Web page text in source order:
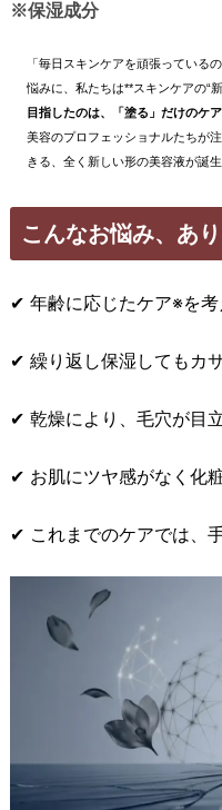
※保湿成分
「毎日スキンケアを頑張っている
悩みに、私たちは**スキンケアの“
目指したのは、「塗る」だけのケ
美容のプロフェッショナルたちが
きる、全く新しい形の美容液が誕生
こんなお悩み、あ
✔ 年齢に応じたケア※を考
✔ 繰り返し保湿してもカ
✔ 乾燥により、毛穴が目
✔ お肌にツヤ感がなく化
✔ これまでのケアでは、